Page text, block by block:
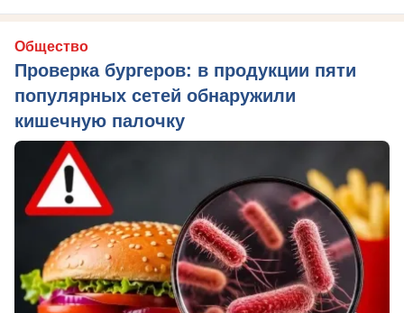
Общество
Проверка бургеров: в продукции пяти
популярных сетей обнаружили
кишечную палочку